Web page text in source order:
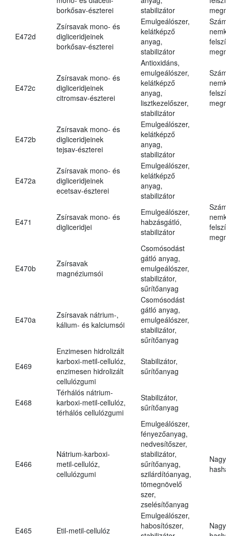
borkősav-észterei
stabilizátor
E472d
Zsírsavak mono- és
digliceridjeinek
borkősav-észterei
Emulgeálószer,
kelátképző
anyag,
stabilizátor
E472c
Zsírsavak mono- és
digliceridjeinek
citromsav-észterei
Antioxidáns,
emulgeálószer,
kelátképző
anyag,
lisztkezelőszer,
stabilizátor
E472b
Zsírsavak mono- és
digliceridjeinek
tejsav-észterei
Emulgeálószer,
kelátképző
anyag,
stabilizátor
E472a
Zsírsavak mono- és
digliceridjeinek
ecetsav-észterei
Emulgeálószer,
kelátképző
anyag,
stabilizátor
E471
Zsírsavak mono- és
digliceridjei
Emulgeálószer,
habzásgátló,
stabilizátor
E470b
Zsírsavak
magnéziumsói
Csomósodást
gátló anyag,
emulgeálószer,
stabilizátor,
sűrítőanyag
E470a
Zsírsavak nátrium-,
kálium- és kalciumsói
Csomósodást
gátló anyag,
emulgeálószer,
stabilizátor,
sűrítőanyag
E469
Enzimesen hidrolizált
karboxi-metil-cellulóz,
enzimesen hidrolizált
cellulózgumi
Stabilizátor,
sűrítőanyag
E468
Térhálós nátrium-
karboxi-metil-cellulóz,
térhálós cellulózgumi
Stabilizátor,
sűrítőanyag
E466
Nátrium-karboxi-
metil-cellulóz,
cellulózgumi
Emulgeálószer,
fényezőanyag,
nedvesítőszer,
stabilizátor,
sűrítőanyag,
szilárdítóanyag,
tömegnövelő
szer,
zselésítőanyag
E465 Etil-metil-cellulóz
Emulgeálószer,
habosítószer,